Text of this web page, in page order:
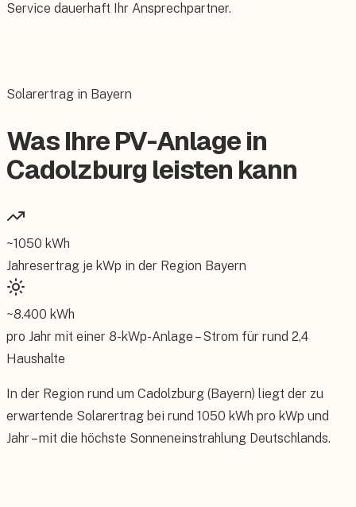
Service dauerhaft Ihr Ansprechpartner.
Solarertrag in Bayern
Was Ihre PV-Anlage in
Cadolzburg leisten kann
~1050 kWh
Jahresertrag je kWp in der Region Bayern
~8.400 kWh
pro Jahr mit einer 8-kWp-Anlage – Strom für rund 2,4
Haushalte
In der Region rund um Cadolzburg (Bayern) liegt der zu
erwartende Solarertrag bei rund 1050 kWh pro kWp und
Jahr – mit die höchste Sonneneinstrahlung Deutschlands.